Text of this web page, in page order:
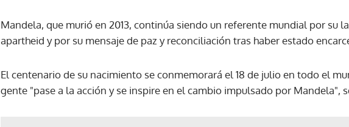
Mandela, que murió en 2013, continúa siendo un referente mundial por su
apartheid y por su mensaje de paz y reconciliación tras haber estado
El centenario de su nacimiento se conmemorará el 18 de julio en todo el
gente "pase a la acción y se inspire en el cambio impulsado por Mandela",